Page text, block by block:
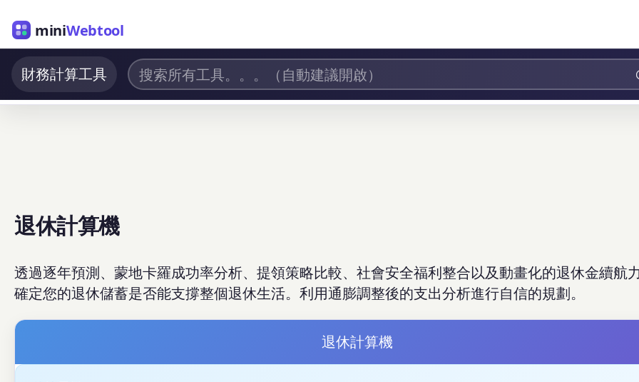
miniWebtool
財務計算工具
退休計算機
透過逐年預測、蒙地卡羅成功率分析、提領策略比較、社會安全福利整合以及動畫化的退休金續航
確定您的退休儲蓄是否能支撐整個退休生活。利用通膨調整後的支出分析進行自信的規劃。
退休計算機